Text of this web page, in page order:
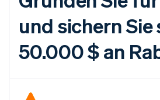
und sichern Sie
50.000 $ an
NederlandsFrançaisDeutschEnglish
Brasilien
PortuguêsEnglish
Bulgarien